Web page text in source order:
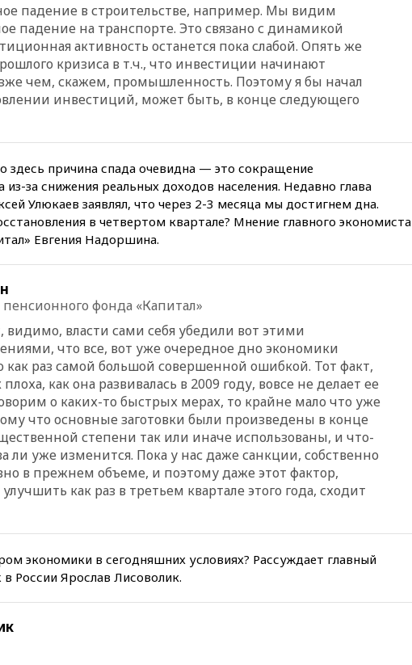
20:15
Минтранс предложил
оплачивать защиту дорог от
БПЛА из средств на ремонт
20:00
Зеленский 8 августа
посетит Сербию с
официальным визитом
законопроект об отмене ЕГЭ
19:50Аэропорты Сочи и
Ярославля приостановили
19:35WP: Трамп призвал
2028 года
19:15 Жуковский и аэропорт
Геленджика возобновили
работу
19:00Путин уточнил порядок
присвоения воинских званий
добровольцам
18:50 Euractiv: восток
Финляндии приходит в упадок
без российских туристов
введены ограничения
18:21Зюганов присоединился
18:15Четыре человека
падение в строительстве, например. Мы видим
падение на транспорте. Это связано с динамикой
активность останется пока слабой. Опять же
кризиса в т.ч., что инвестиции начинают
чем, скажем, промышленность. Поэтому я бы начал
инвестиций, может быть, в конце следующего
здесь причина спада очевидна — это сокращение
из-за снижения реальных доходов населения. Недавно глава
Улюкаев заявлял, что через 2-3 месяца мы достигнем дна.
в четвертом квартале? Мнение главного экономиста
Евгения Надоршина.
фонда «Капитал»
видимо, власти сами себя убедили вот этими
что все, вот уже очередное дно экономики
как раз самой большой совершенной ошибкой. Тот факт,
как она развивалась в 2009 году, вовсе не делает ее
о каких-то быстрых мерах, то крайне мало что уже
что основные заготовки были произведены в конце
степени так или иначе использованы, и что-
ли уже изменится. Пока у нас даже санкции, собственно
в прежнем объеме, и поэтому даже этот фактор,
как раз в третьем квартале этого года, сходит
экономики в сегодняшних условиях? Рассуждает главный
России Ярослав Лисоволик.